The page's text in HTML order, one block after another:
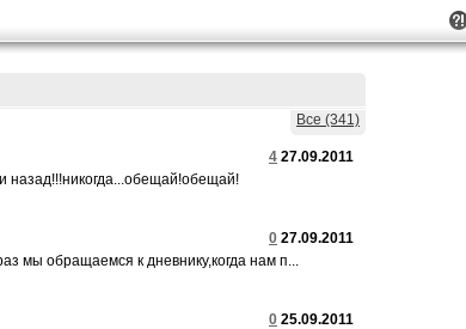
Все (341)
4 27.09.2011
назад!!!никогда...обещай!обещай!
0 27.09.2011
мы обращаемся к дневнику,когда нам п...
0 25.09.2011